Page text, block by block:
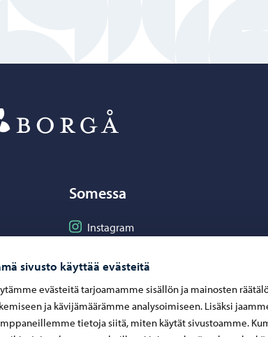
sivusto käyttää evästeitä
evästeitä tarjoamamme sisällön ja mainosten
ja kävijämäärämme analysoimiseen. Lisäksi
tietoja siitä, miten käytät sivustoamme.
Somessa
Seuraa Instagram
Instagram
Seuraa LinkedIn
LinkedIn
Seuraa YouTube
YouTube
Jaa WhatsApp
WhatsApp